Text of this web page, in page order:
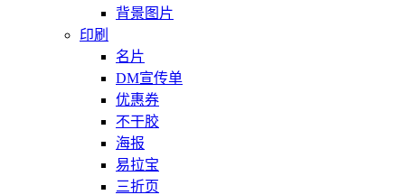
背景图片
印刷
名片
DM宣传单
优惠券
不干胶
海报
易拉宝
三折页